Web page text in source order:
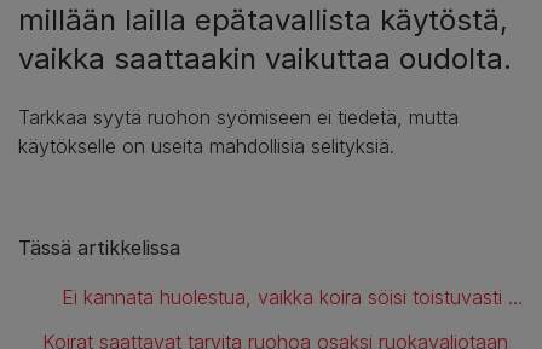
millään lailla epätavallista käytöstä,
vaikka saattaakin vaikuttaa oudolta.
Tarkkaa syytä ruohon syömiseen ei tiedetä, mutta
käytökselle on useita mahdollisia selityksiä.
Tässä artikkelissa
Ei kannata huolestua, vaikka koira söisi toistuvasti ruohoa. Se ei ole millään lailla epätavallista käytöstä, vaikka saattaakin vaikuttaa oudolta.
Koirat saattavat tarvita ruohoa osaksi ruokavaliotaan